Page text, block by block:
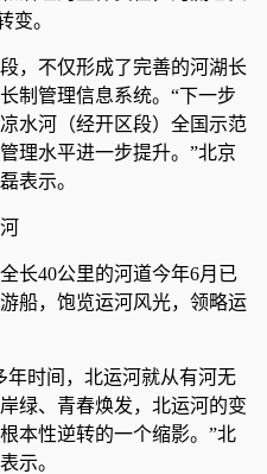
变。
，不仅形成了完善的河湖长
制管理信息系统。“下一步
水河（经开区段）全国示范
理水平进一步提升。”北京
表示。
长40公里的河道今年6月已
船，饱览运河风光，领略运
年时间，北运河就从有河无
绿、青春焕发，北运河的变
本性逆转的一个缩影。”北
示。